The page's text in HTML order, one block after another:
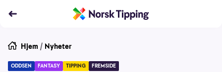
Hjem / Nyheter
ODDSEN FANTASY TIPPING FREMSIDE